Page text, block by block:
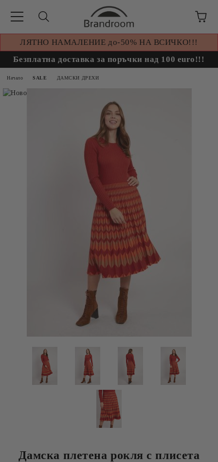
ЛЯТНО НАМАЛЕНИЕ до-50% НА ВСИЧКО!!!
Безплатна доставка за поръчки над 100 euro!!!
Начало SALE ДАМСКИ ДРЕХИ
Дамска плетена рокля с плисета